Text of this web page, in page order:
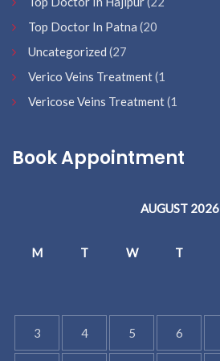
Top Doctor In Patna (20
Uncategorized (27
Verico Veins Treatment(1
Vericose Veins Treatment(1
Book Appointment
AUGUST 2026
M T W T
3 4 5 6